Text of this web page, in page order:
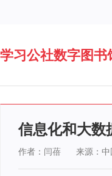
学习公社数字图书
信息化和大数
作者：闫蓓 来源：